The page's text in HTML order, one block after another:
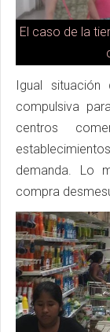
El caso de la
Igual
compulsiva
centros
demanda. Lo
compra